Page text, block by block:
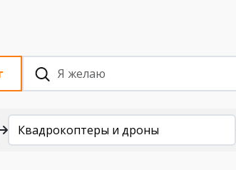
Квадрокоптеры и дроны